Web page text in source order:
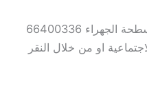
يمكنكم التواصل معنا عبر رقم سطحة الجهراء 66400336
او من خلال النقر